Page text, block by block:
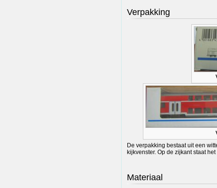
Verpakking
De verpakking bestaat uit een
kijkvenster. Op de zijkant staat
Materiaal